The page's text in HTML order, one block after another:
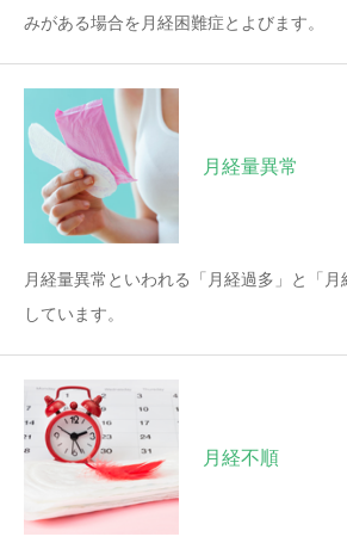
みがある場合を月経困難症とよびます。
月経量異常
月経量異常といわれる「月経過多」と「
しています。
月経不順